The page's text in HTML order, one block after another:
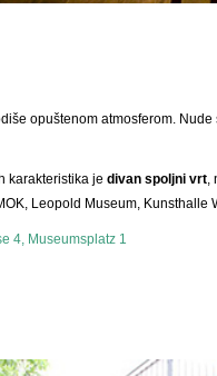
opuštenom atmosferom.
karakteristika je divan spoljni vrt
Leopold Museum, Kunsthalle
4, Museumsplatz 1